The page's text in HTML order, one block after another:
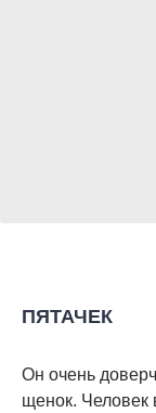
ПЯТАЧЕК
Он очень
щенок. Человек